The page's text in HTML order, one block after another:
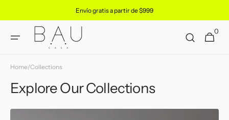
Envío gratis a partir de $999
Cart
0
0
items
Home/Collections
Explore Our Collections